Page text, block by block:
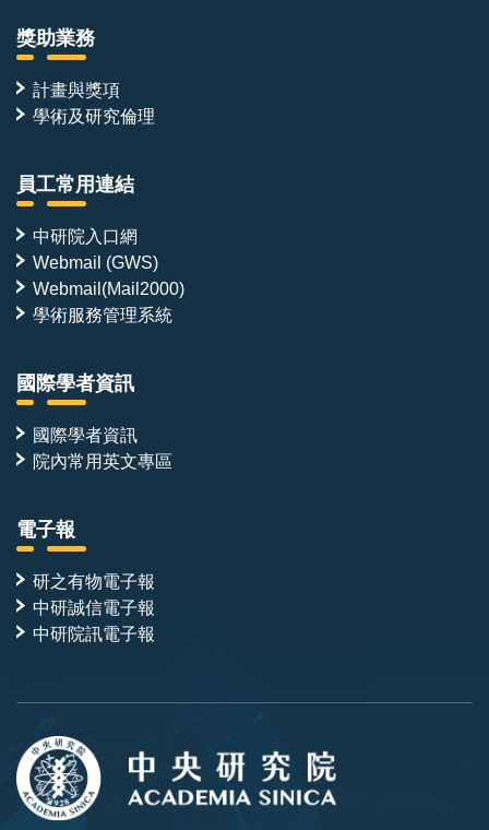
獎助業務
計畫與獎項
學術及研究倫理
員工常用連結
中研院入口網
Webmail (GWS)
Webmail(Mail2000)
學術服務管理系統
國際學者資訊
國際學者資訊
院內常用英文專區
電子報
研之有物電子報
中研誠信電子報
中研院訊電子報